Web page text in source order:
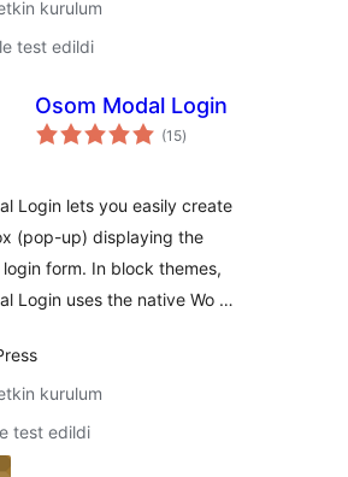
kurulum
test edildi
Osom Modal Login
(15toplam
puan
)
Login lets you easily create
(pop-up) displaying the
login form. In block themes,
Login uses the native Wo …
kurulum
test edildi